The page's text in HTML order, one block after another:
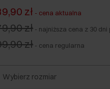
zł - cena aktualna
zł - najniższa cena z 30
zł - cena regularna
Wybierz rozmiar